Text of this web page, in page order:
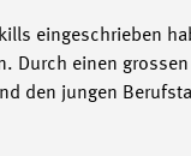
eingeschrieben
Durch einen
den jungen